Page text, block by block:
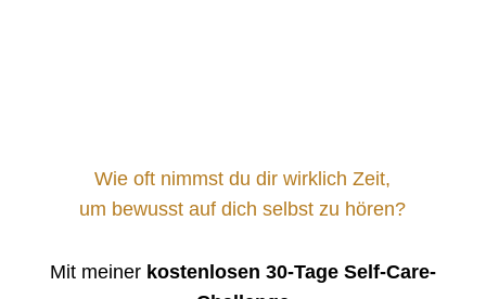
Wie oft nimmst du dir wirklich Zeit,
um bewusst auf dich selbst zu hören?
Mit meiner kostenlosen 30-Tage Self-Care-